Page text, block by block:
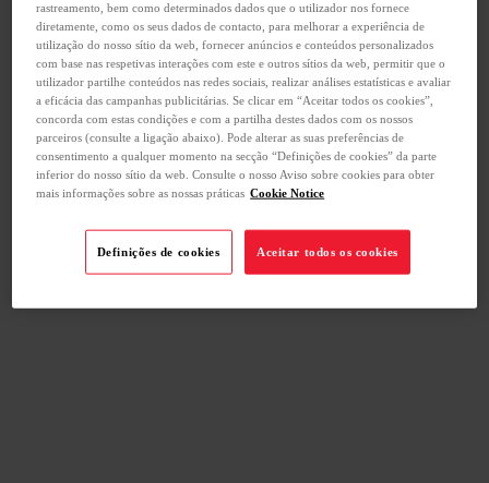
rastreamento, bem como determinados dados que o utilizador nos fornece
diretamente, como os seus dados de contacto, para melhorar a experiência de
utilização do nosso sítio da web, fornecer anúncios e conteúdos personalizados
com base nas respetivas interações com este e outros sítios da web, permitir que o
utilizador partilhe conteúdos nas redes sociais, realizar análises estatísticas e avaliar
a eficácia das campanhas publicitárias. Se clicar em “Aceitar todos os cookies”,
concorda com estas condições e com a partilha destes dados com os nossos
parceiros (consulte a ligação abaixo). Pode alterar as suas preferências de
consentimento a qualquer momento na secção “Definições de cookies” da parte
inferior do nosso sítio da web. Consulte o nosso Aviso sobre cookies para obter
mais informações sobre as nossas práticas Cookie Notice
Definições de cookies Aceitar todos os cookies